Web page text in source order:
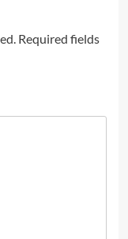
Required fields